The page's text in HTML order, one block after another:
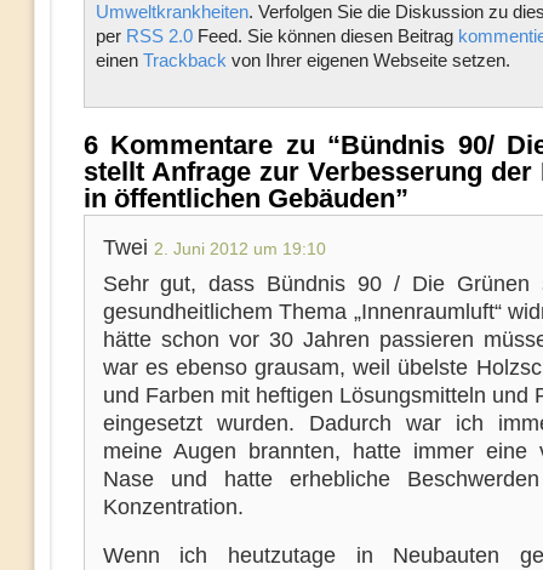
Umweltkrankheiten. Verfolgen Sie die Diskussion zu
per RSS 2.0Feed. Sie können diesen Beitrag
einen Trackback von Ihrer eigenen Webseite setzen.
6 Kommentare zu “Bündnis 90/
stellt Anfrage zur Verbesserung der
in öffentlichen Gebäuden”
Twei 2. Juni 2012 um 19:10
Sehr gut, dass Bündnis 90 / Die Grünen
gesundheitlichem Thema „Innenraumluft“
hätte schon vor 30 Jahren passieren
war es ebenso grausam, weil übelste
und Farben mit heftigen Lösungsmitteln und
eingesetzt wurden. Dadurch war ich
meine Augen brannten, hatte immer eine
Nase und hatte erhebliche
Konzentration.
Wenn ich heutzutage in Neubauten